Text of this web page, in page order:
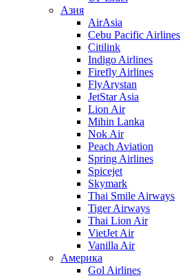
Азия
AirAsia
Cebu Pacific Airlines
Citilink
Indigo Airlines
Firefly Airlines
FlyArystan
JetStar Asia
Lion Air
Mihin Lanka
Nok Air
Peach Aviation
Spring Airlines
Spicejet
Skymark
Thai Smile Airways
Tiger Airways
Thai Lion Air
VietJet Air
Vanilla Air
Америка
Gol Airlines